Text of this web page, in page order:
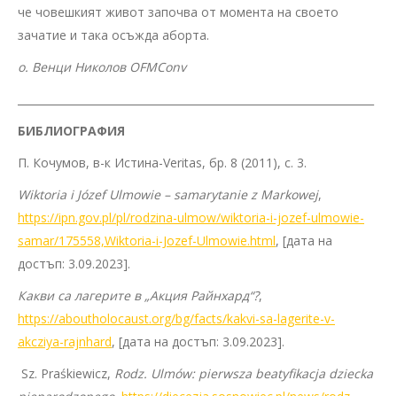
че човешкият живот започва от момента на своето
зачатие и така осъжда аборта.
о. Венци Николов OFMConv
БИБЛИОГРАФИЯ
П. Кочумов, в-к Истина-Veritas, бр. 8 (2011), с. 3.
Wiktoria iJózef Ulmowie – samarytanie z Markowej,
https://ipn.gov.pl/pl/rodzina-ulmow/wiktoria-i-jozef-ulmowie-
samar/175558,Wiktoria-i-Jozef-Ulmowie.html, [дата на
достъп: 3.09.2023].
Какви са лагерите в „Акция Райнхард“?,
https://aboutholocaust.org/bg/facts/kakvi-sa-lagerite-v-
akcziya-rajnhard, [дата на достъп: 3.09.2023].
Sz. Praśkiewicz, Rodz. Ulmów: pierwsza beatyfikacja dziecka